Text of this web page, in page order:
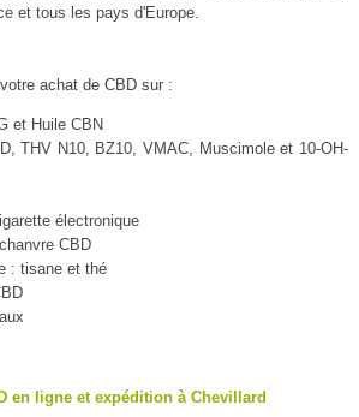
et tous les pays d'Europe.
achat de CBD sur :
et Huile CBN
THV N10, BZ10, VMAC, Muscimole et 10-OH-
électronique
CBD
: tisane et thé
en ligne et expédition à Chevillard